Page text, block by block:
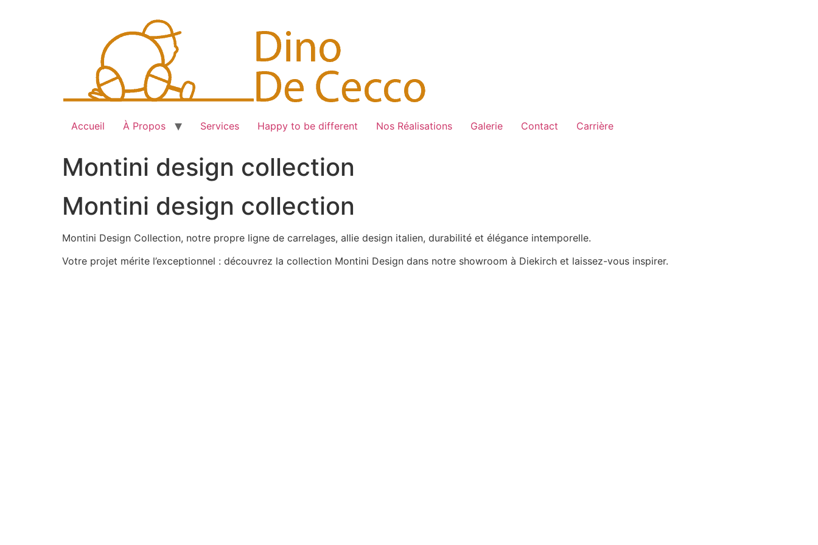
Accueil À Propos Services Happy to be different Nos Réalisations Galerie Contact Carrière
Montini design collection
Montini design collection
Montini Design Collection, notre propre ligne de carrelages, allie design italien, durabilité et élégance intemporelle.
Votre projet mérite l’exceptionnel : découvrez la collection Montini Design dans notre showroom à Diekirch et laissez-vous inspirer.